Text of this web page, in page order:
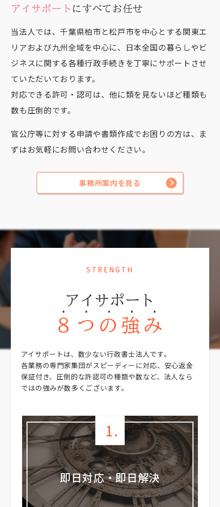
アイサポート にすべてお任せ
当法人では、千葉県柏市と松戸市を中心とする関東エ
リアおよび九州全域を中心に、日本全国の暮らしやビ
ジネスに関する各種行政手続きを丁寧にサポートさせ
ていただいております。
対応できる許可・認可は、他に類を見ないほど種類も
数も圧倒的です。
官公庁等に対する申請や書類作成でお困りの方は、 ま
ずはお気軽にお問い合わせください。
事務所案内を見る
STRENGTH
アイサポート
８つの強み
アイサポートは、数少ない行政書士法人です。
各業務の専門家集団がスピーディーに対応、安心返金
保証付き、圧倒的な許認可の種類や数など、 法人なら
ではの強みが数多くございます。
1.
即日対応・即日解決